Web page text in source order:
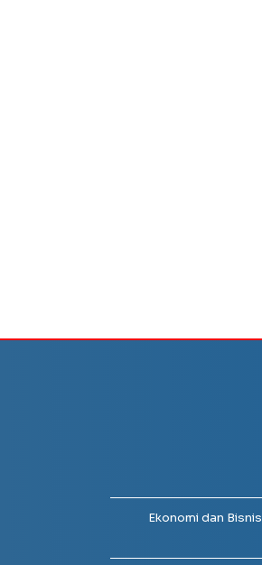
Ekonomi dan Bisnis